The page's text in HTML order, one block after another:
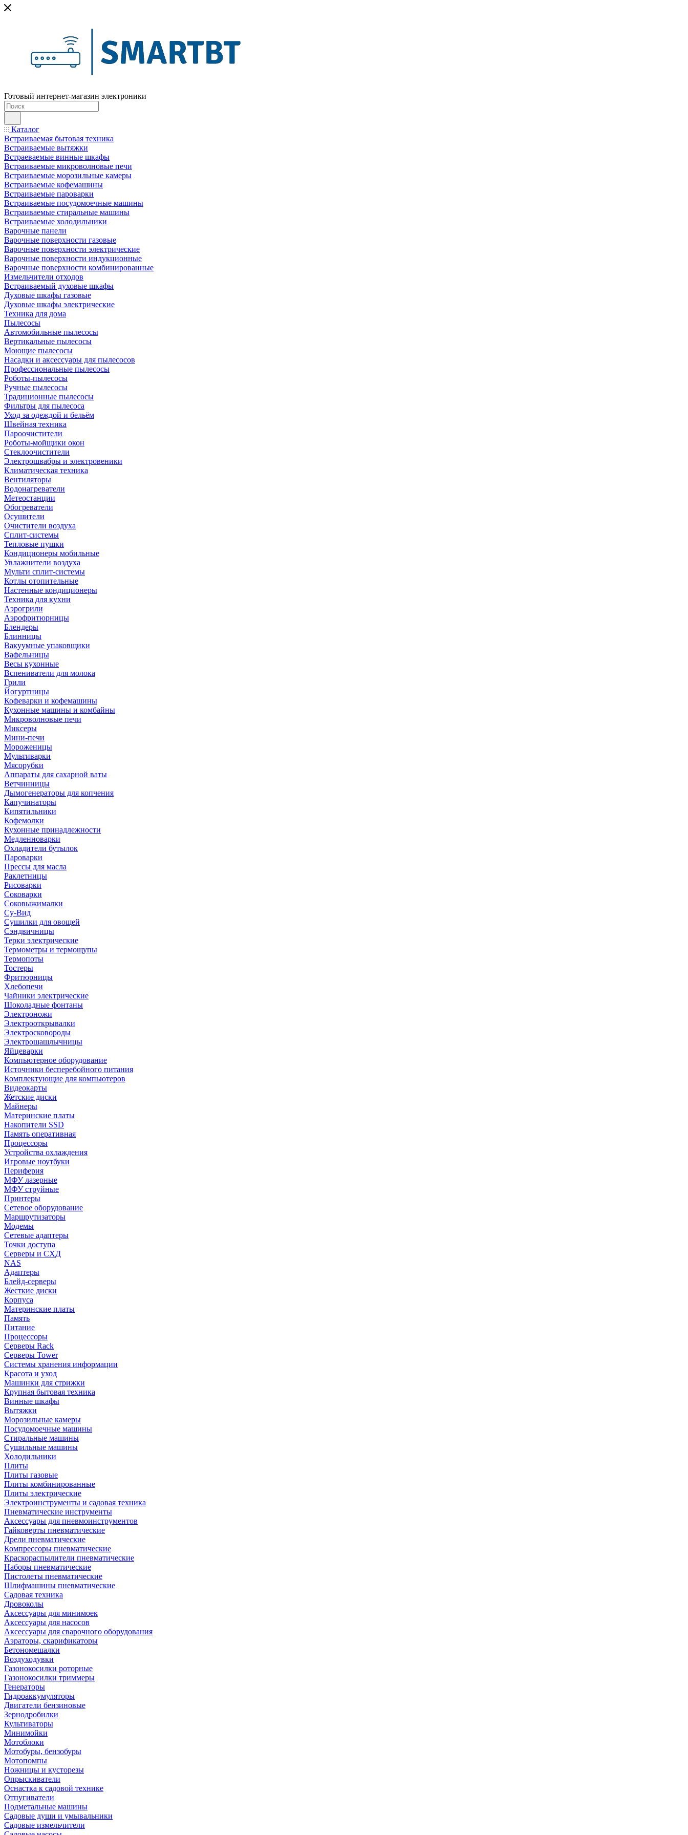
Готовый интернет-магазин электроники
Каталог
Встраиваемая бытовая техника
Встраиваемые вытяжки
Встраеваемые винные шкафы
Встраиваемые микроволновые печи
Встраиваемые морозильные камеры
Встраиваемые кофемашины
Встраиваемые пароварки
Встраиваемые посудомоечные машины
Встраиваемые стиральные машины
Встраиваемые холодильники
Варочные панели
Варочные поверхности газовые
Варочные поверхности электрические
Варочные поверхности индукционные
Варочные поверхности комбинированные
Измельчители отходов
Встраиваемый духовые шкафы
Духовые шкафы газовые
Духовые шкафы электрические
Техника для дома
Пылесосы
Автомобильные пылесосы
Вертикальные пылесосы
Моющие пылесосы
Насадки и аксессуары для пылесосов
Профессиональные пылесосы
Роботы-пылесосы
Ручные пылесосы
Традиционные пылесосы
Фильтры для пылесоса
Уход за одеждой и бельём
Швейная техника
Пароочистители
Роботы-мойщики окон
Стеклоочистители
Электрошвабры и электровеники
Климатическая техника
Вентиляторы
Водонагреватели
Метеостанции
Обогреватели
Осушители
Очистители воздуха
Сплит-системы
Тепловые пушки
Кондиционеры мобильные
Увлажнители воздуха
Мульти сплит-системы
Котлы отопительные
Настенные кондиционеры
Техника для кухни
Аэрогрили
Аэрофритюрницы
Блендеры
Блинницы
Вакуумные упаковщики
Вафельницы
Весы кухонные
Вспениватели для молока
Грили
Йогуртницы
Кофеварки и кофемашины
Кухонные машины и комбайны
Микроволновые печи
Миксеры
Мини-печи
Мороженицы
Мультиварки
Мясорубки
Аппараты для сахарной ваты
Ветчинницы
Дымогенераторы для копчения
Капучинаторы
Кипятильники
Кофемолки
Кухонные принадлежности
Медленноварки
Охладители бутылок
Пароварки
Прессы для масла
Раклетницы
Рисоварки
Соковарки
Соковыжималки
Су-Вид
Сушилки для овощей
Сэндвичницы
Терки электрические
Термометры и термощупы
Термопоты
Тостеры
Фритюрницы
Хлебопечи
Чайники электрические
Шоколадные фонтаны
Электроножи
Электрооткрывалки
Электросковороды
Электрошашлычницы
Яйцеварки
Компьютерное оборудование
Источники бесперебойного питания
Комплектующие для компьютеров
Видеокарты
Жетские диски
Майнеры
Материнские платы
Накопители SSD
Память оперативная
Процессоры
Устройства охлаждения
Игровые ноутбуки
Периферия
МФУ лазерные
МФУ струйные
Принтеры
Сетевое оборудование
Маршрутизаторы
Модемы
Сетевые адаптеры
Точки доступа
Серверы и СХД
NAS
Адаптеры
Блейд-серверы
Жесткие диски
Корпуса
Материнские платы
Память
Питание
Процессоры
Серверы Rack
Серверы Tower
Системы хранения информации
Красота и уход
Машинки для стрижки
Крупная бытовая техника
Винные шкафы
Вытяжки
Морозильные камеры
Посудомоечные машины
Стиральные машины
Сушильные машины
Холодильники
Плиты
Плиты газовые
Плиты комбинированные
Плиты электрические
Электроинструменты и садовая техника
Пневматические инструменты
Аксессуары для пневмоинструментов
Гайковерты пневматические
Дрели пневматические
Компрессоры пневматические
Краскораспылители пневматические
Наборы пневматические
Пистолеты пневматические
Шлифмашины пневматические
Садовая техника
Дровоколы
Аксессуары для минимоек
Аксессуары для насосов
Аксессуары для сварочного оборудования
Аэраторы, скарификаторы
Бетономешалки
Воздуходувки
Газонокосилки роторные
Газонокосилки триммеры
Генераторы
Гидроаккумуляторы
Двигатели бензиновые
Зернодробилки
Культиваторы
Минимойки
Мотоблоки
Мотобуры, бензобуры
Мотопомпы
Ножницы и кусторезы
Опрыскиватели
Оснастка к садовой технике
Отпугиватели
Подметальные машины
Садовые души и умывальники
Садовые измельчители